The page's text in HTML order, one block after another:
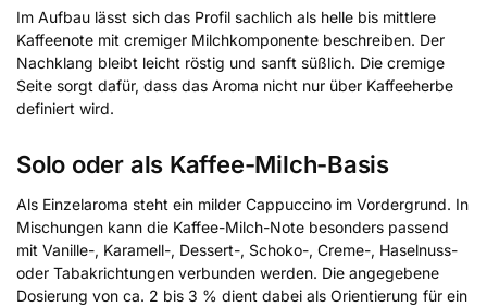
Im Aufbau lässt sich das Profil sachlich als helle bis mittlere
Kaffeenote mit cremiger Milchkomponente beschreiben. Der
Nachklang bleibt leicht röstig und sanft süßlich. Die cremige
Seite sorgt dafür, dass das Aroma nicht nur über Kaffeeherbe
definiert wird.
Solo oder als Kaffee-Milch-Basis
Als Einzelaroma steht ein milder Cappuccino im Vordergrund. In
Mischungen kann die Kaffee-Milch-Note besonders passend
mit Vanille-, Karamell-, Dessert-, Schoko-, Creme-, Haselnuss-
oder Tabakrichtungen verbunden werden. Die angegebene
Dosierung von ca. 2 bis 3 % dient dabei als Orientierung für ein